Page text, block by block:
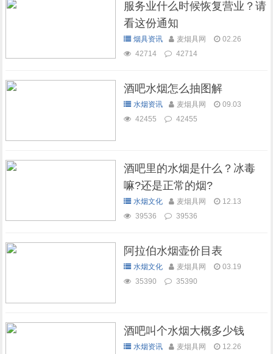
服务业什么时候恢复营业？请
看这份通知
烟具资讯 麦烟具网
02.26
42714
42714
酒吧水烟怎么抽图解
水烟资讯 麦烟具网
09.03
42455
42455
酒吧里的水烟是什么？冰毒
嘛?还是正常的烟?
水烟文化 麦烟具网
12.13
39536
39536
阿拉伯水烟壶价目表
水烟文化 麦烟具网
03.19
35390
35390
酒吧叫个水烟大概多少钱
水烟资讯 麦烟具网
12.26